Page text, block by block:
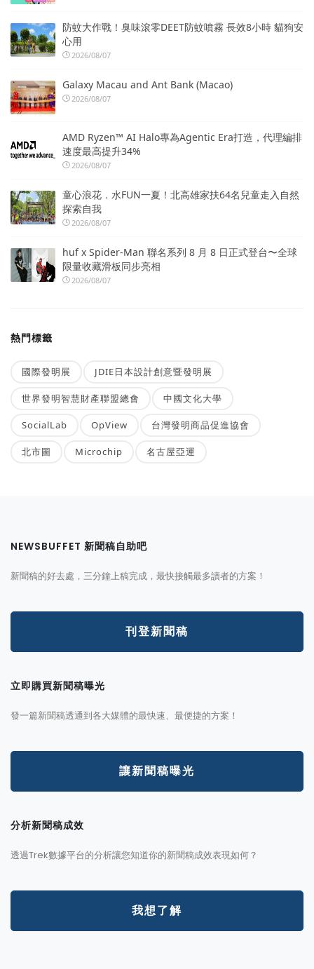
防蚊大作戰！臭味滾零DEET防蚊噴霧 長效8小時 貓狗安
心用
2026/08/07
Galaxy Macau and Ant Bank (Macao)
2026/08/07
AMD Ryzen™ AI Halo專為Agentic Era打造，代理編排
速度最高提升34%
2026/08/07
童心浪花．水FUN一夏！北高雄家扶64名兒童走入自然
探索自我
2026/08/07
huf x Spider-Man 聯名系列 8 月 8 日正式登台〜全球
限量收藏滑板同步亮相
2026/08/07
熱門標籤
國際發明展 JDIE日本設計創意暨發明展
世界發明智慧財產聯盟總會 中國文化大學
SocialLab OpView 台灣發明商品促進協會
北市圖 Microchip 名古屋亞運
NEWSBUFFET 新聞稿自助吧
新聞稿的好去處，三分鐘上稿完成，最快接觸最多讀者的方案！
刊登新聞稿
立即購買新聞稿曝光
發一篇新聞稿透通到各大媒體的最快速、最便捷的方案！
讓新聞稿曝光
分析新聞稿成效
透過Trek數據平台的分析讓您知道你的新聞稿成效表現如何？
我想了解